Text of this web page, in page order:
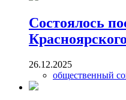
Состоялось
26.12.2025
общественный